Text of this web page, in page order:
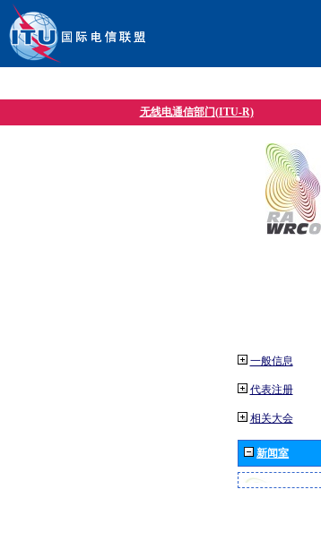
无线电通信部门(ITU-R)
一般信息
代表注册
相关大会
新闻室